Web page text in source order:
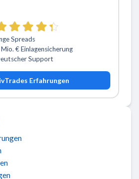
Spreads
Mio. € Einlagensicherung
Support
Erfahrungen